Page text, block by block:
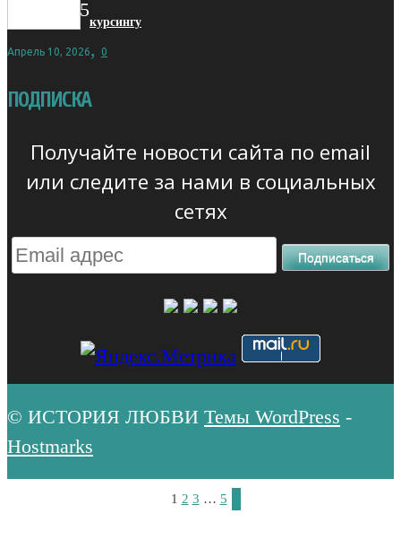
1 2 3 … 5
курсингу
Апрель 10, 2026, 0
ПОДПИСКА
Получайте новости сайта по email
или следите за нами в социальных
сетях
Подписаться
© ИСТОРИЯ ЛЮБВИ Темы WordPress -
Hostmarks